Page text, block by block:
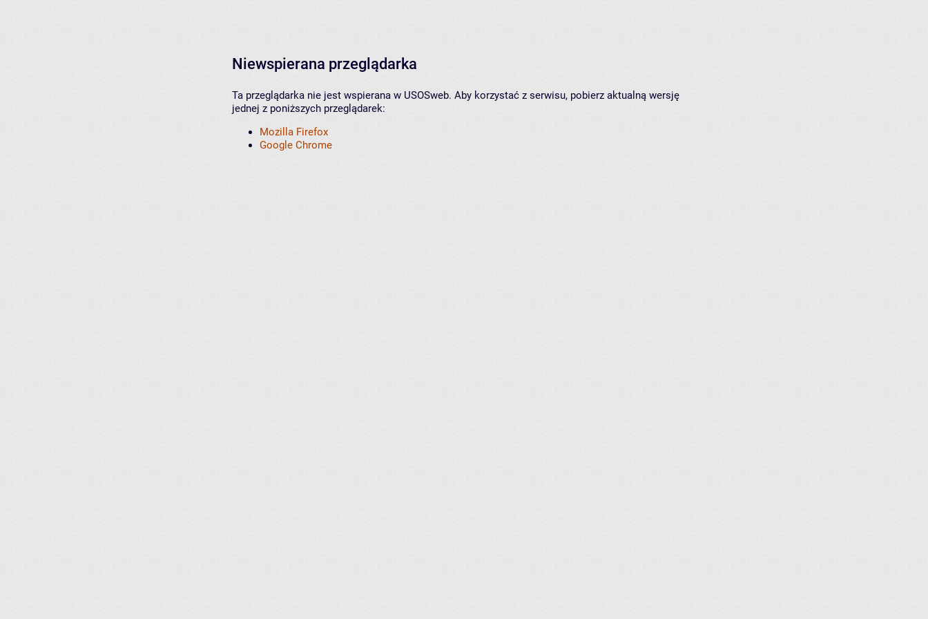
Niewspierana przeglądarka
Ta przeglądarka nie jest wspierana w USOSweb. Aby korzystać z serwisu, pobierz aktualną wersję
jednej z poniższych przeglądarek:
Mozilla Firefox
Google Chrome